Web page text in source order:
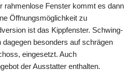
rahmenlose Fenster kommt es dann
Öffnungsmöglichkeit zu
ist das Kippfenster. Schwing-
dagegen besonders auf schrägen
eingesetzt. Auch
der Ausstatter enthalten.